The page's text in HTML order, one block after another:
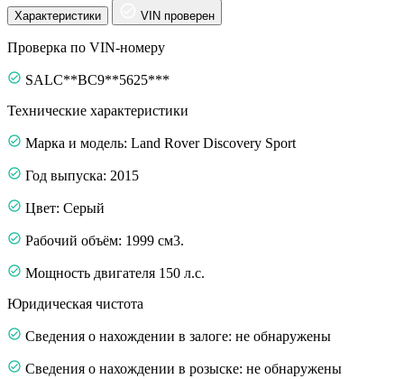
Характеристики VIN проверен
Проверка по VIN-номеру
SALC**BC9**5625***
Технические характеристики
Марка и модель: Land Rover Discovery Sport
Год выпуска: 2015
Цвет: Серый
Рабочий объём: 1999 см3.
Мощность двигателя 150 л.с.
Юридическая чистота
Сведения о нахождении в залоге: не обнаружены
Сведения о нахождении в розыске: не обнаружены